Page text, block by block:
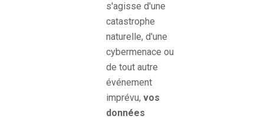
s'agisse d'une
catastrophe
naturelle, d'une
cybermenace ou
de tout autre
événement
imprévu, vos
données